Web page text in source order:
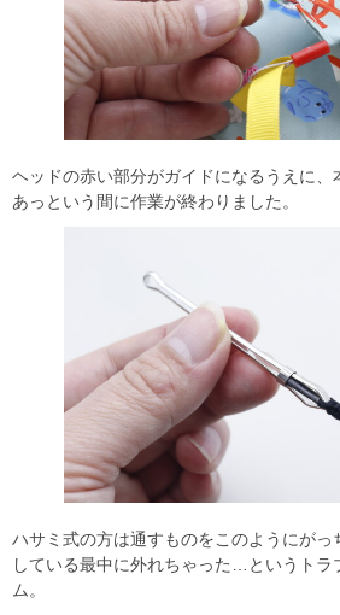
ヘッドの赤い部分がガイドになるうえに
あっという間に作業が終わりました。
ハサミ式の方は通すものをこのようにがっ
している最中に外れちゃった…というトラ
ム。